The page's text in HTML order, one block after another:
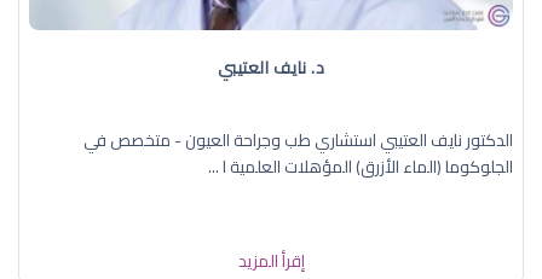
د. نايف العتيبي
الدكتور نايف العتيبي استشاري طب وجراحة العيون - متخصص في
الجلوكوما (الماء الأزرق) المؤهلات العلمية ا ...
إقرأ المزيد